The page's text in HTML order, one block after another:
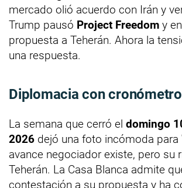
mercado olió acuerdo con Irán y
Trump pausó Project Freedom y
propuesta a Teherán. Ahora la
una respuesta.
Diplomacia con cronómetro
La semana que cerró el domingo
2026 dejó una foto incómoda para
avance negociador existe, pero su
Teherán. La Casa Blanca admite
contestación a su propuesta y ha